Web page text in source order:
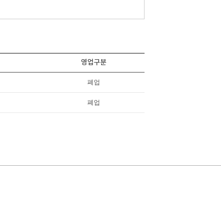
영업구분
폐업
폐업